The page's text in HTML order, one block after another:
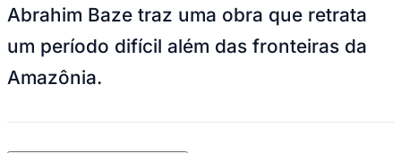
Abrahim Baze traz uma obra que retrata
um período difícil além das fronteiras da
Amazônia.